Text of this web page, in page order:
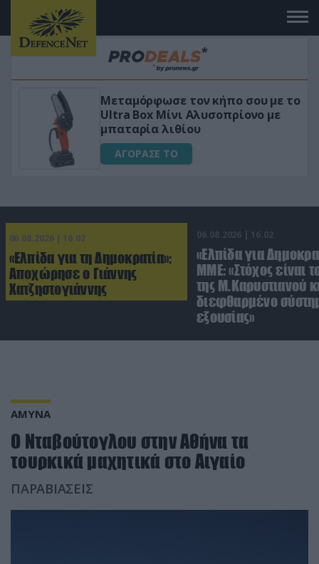
σου με το
«Μαγική» φόρμουλα
για αύξηση της λίμπιντο
ΑΓΟΡΑΣΕ ΤΟ
06.08.2026 | 16:02
«Ελπίδα για τη Δημοκρατία»:
Αποχώρησε ο Γιάννης
Χατζηστογιάννης
06.08.2026 | 16:02
«Ελπίδα για
ΜΜΕ: «Στόχος είναι
της Μ.Καρυστιανού
διεφθαρμένο
εξουσίας»
ΑΜΥΝΑ
Ο Νταβούτογλου στην Αθήνα τα
τουρκικά μαχητικά στο Αιγαίο
ΠΑΡΑΒΙΑΣΕΙΣ